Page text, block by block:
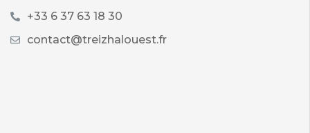
+33 6 37 63 18 30
contact@treizhalouest.fr